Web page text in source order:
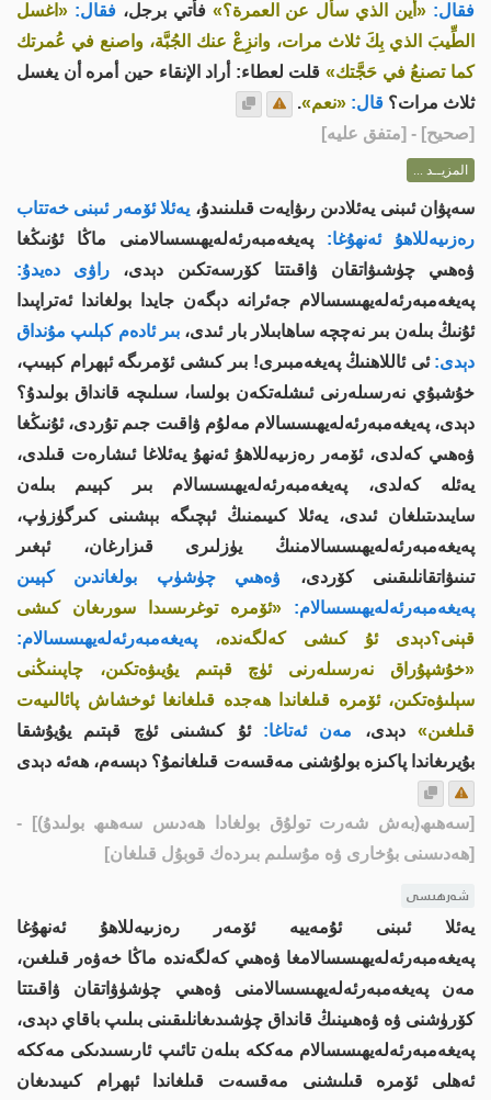
فقال: «أين الذي سأل عن العمرة؟» فأُتي برجل، فقال: «اغسل
الطِّيبَ الذي بِكَ ثلاث مرات، وانزِعْ عنك الجُبَّة، واصنع في عُمرتك
كما تصنعُ في حَجَّتك»قلت لعطاء: أراد الإنقاء حين أمره أن يغسل
ثلاث مرات؟ قال: «نعم».
[صحيح] - [متفق عليه]
المزيــد ...
سەپۋان ئىبنى يەئلادىن رىۋايەت قىلىنىدۇ، يەئلا ئۆمەر ئىبنى خەتتاب
رەزىيەللاھۇ ئەنھۇغا: پەيغەمبەرئەلەيھىسسالامنى ماڭا ئۇنىڭغا
ۋەھىي چۈشىۋاتقان ۋاقىتتا كۆرسەتكىن دېدى، راۋى دەيدۇ:
پەيغەمبەرئەلەيھىسسالام جەئرانە دېگەن جايدا بولغاندا ئەتراپىدا
ئۇنىڭ بىلەن بىر نەچچە ساھابىلار بار ئىدى، بىر ئادەم كېلىپ مۇنداق
دېدى: ئى ئاللاھنىڭ پەيغەمبىرى! بىر كىشى ئۆمرىگە ئېھرام كېيىپ،
خۇشبۇي نەرسىلەرنى ئىشلەتكەن بولسا، سىلىچە قانداق بولىدۇ؟
دېدى، پەيغەمبەرئەلەيھىسسالام مەلۇم ۋاقىت جىم تۇردى، ئۇنىڭغا
ۋەھىي كەلدى، ئۆمەر رەزىيەللاھۇ ئەنھۇ يەئلاغا ئىشارەت قىلدى،
يەئلە كەلدى، پەيغەمبەرئەلەيھىسسالام بىر كېيىم بىلەن
سايىدىتىلغان ئىدى، يەئلا كىيىمنىڭ ئېچىگە بېشىنى كىرگۈزۈپ،
پەيغەمبەرئەلەيھىسسالامنىڭ يۈزلىرى قىزارغان، ئېغىر
تىنىۋاتقانلىقىنى كۆردى، ۋەھىي چۈشۈپ بولغاندىن كېيىن
پەيغەمبەرئەلەيھىسسالام:
«ئۆمرە توغرىسىدا سورىغان كىشى
قېنى؟دېدى ئۇ كىشى كەلگەندە، پەيغەمبەرئەلەيھىسسالام:
«خۇشپۇراق نەرسىلەرنى ئۈچ قېتىم يۇيىۋەتكىن، چاپىنىڭنى
سېلىۋەتكىن، ئۆمرە قىلغاندا ھەجدە قىلغانغا ئوخشاش پائالىيەت
قىلغىن» دېدى، مەن ئەتاغا: ئۇ كىشىنى ئۈچ قېتىم يۇيۇشقا
بۇيرىغاندا پاكىزە بولۇشنى مەقسەت قىلغانمۇ؟ دېسەم، ھەئە دېدى
[سەھىھ(بەش شەرت تولۇق بولغادا ھەدىس سەھىھ بولىدۇ)]
-
[ھەدىسنى بۇخارى ۋە مۇسلىم بىردەك قوبۇل قىلغان]
شەرھىسى
يەئلا ئىبنى ئۇمەييە ئۆمەر رەزىيەللاھۇ ئەنھۇغا
پەيغەمبەرئەلەيھىسسالامغا ۋەھىي كەلگەندە ماڭا خەۋەر قىلغىن،
مەن پەيغەمبەرئەلەيھىسسالامنى ۋەھىي چۈشۈۋاتقان ۋاقىتتا
كۆرۈشنى ۋە ۋەھىينىڭ قانداق چۈشىدىغانلىقىنى بىلىپ باقاي دېدى،
پەيغەمبەرئەلەيھىسسالام مەككە بىلەن تائىپ ئارىسىدىكى مەككە
ئەھلى ئۆمرە قىلىشنى مەقسەت قىلغاندا ئېھرام كىيىدىغان